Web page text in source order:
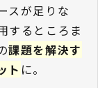
スが足りな
するところま
課題を解決す
ト に。